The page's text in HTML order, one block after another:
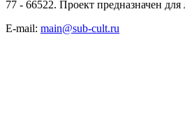
77 - 66522. Проект предназначен
E-mail: main@sub-cult.ru